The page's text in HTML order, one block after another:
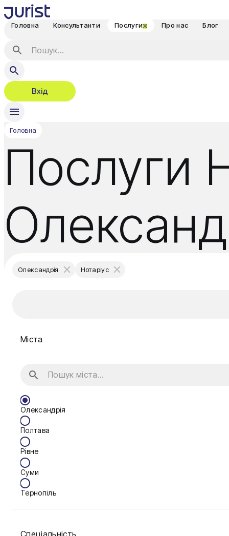
Головна Консультанти Послуги38 Про нас Блог
Вхід
Головна
Послуги
Олександрія Нотаріус
Міста
Олександрія
Полтава
Рівне
Суми
Тернопіль
Спеціальність